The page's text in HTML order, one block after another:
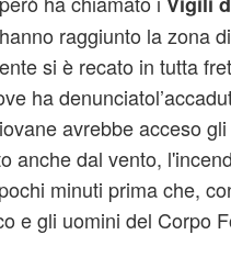
raggiunto la zona
si è recato in tutta
ha
avrebbe acceso
anche dal vento,
minuti prima che,
e gli uomini del Corpo